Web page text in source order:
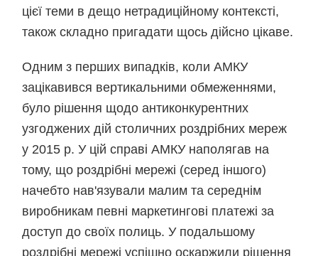
цієї теми в дещо нетрадиційному контексті,
також складно пригадати щось дійсно цікаве.
Одним з перших випадків, коли АМКУ
зацікавився вертикальними обмеженнями,
було рішення щодо антиконкурентних
узгоджених дій столичних роздрібних мереж
у 2015 р. У цій справі АМКУ наполягав на
тому, що роздрібні мережі (серед іншого)
начебто нав'язували малим та середнім
виробникам певні маркетингові платежі за
доступ до своїх полиць. У подальшому
роздрібні мережі успішно оскаржили рішення